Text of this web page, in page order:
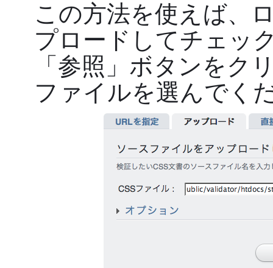
この方法を使えば、
プロードしてチェッ
「参照」ボタンをク
ファイルを選んでく